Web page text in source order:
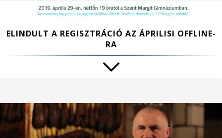
ELINDULT A REGISZTRÁCIÓ AZ ÁPRILISI OFFLINE-
RA